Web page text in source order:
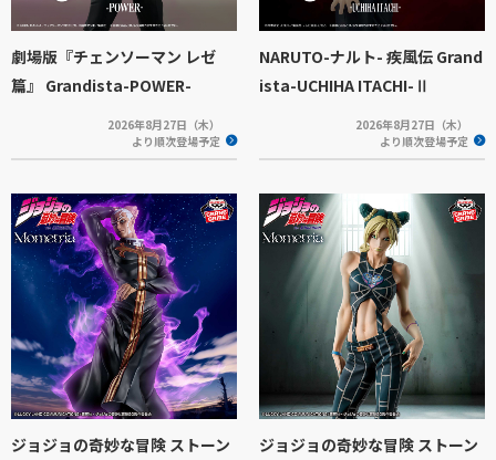
劇場版『チェンソーマン レゼ
篇』 Grandista-POWER-
2026年8月27日（木）
より順次登場予定
NARUTO-ナルト- 疾風伝 Grand
ista-UCHIHA ITACHI-Ⅱ
2026年8月27日（木）
より順次登場予定
ジョジョの奇妙な冒険 ストーン
ジョジョの奇妙な冒険 ストーン